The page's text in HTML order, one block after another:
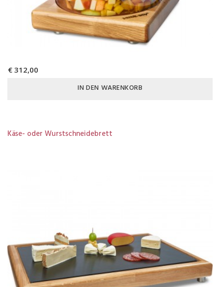
€ 312,00
IN DEN WARENKORB
Käse- oder Wurstschneidebrett